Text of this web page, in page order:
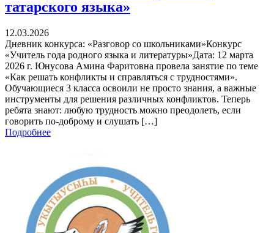
татарского языка»
12.03.2026
Дневник конкурса: «Разговор со школьниками»Конкурс
«Учитель года родного языка и литературы»Дата: 12 марта
2026 г. Юнусова Амина Фаритовна провела занятие по теме
«Как решать конфликты и справляться с трудностями».
Обучающиеся 3 класса освоили не просто знания, а важные
инструменты для решения различных конфликтов. Теперь
ребята знают: любую трудность можно преодолеть, если
говорить по-доброму и слушать […]
Подробнее